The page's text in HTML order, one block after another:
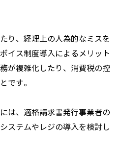
り、経理上の人為的なミスを
イス制度導入によるメリット
が複雑化したり、消費税の控
です。
は、 適格請求書発行事業者の
システムやレジの導入を検討し